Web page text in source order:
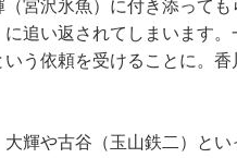
宮沢氷魚）に付き添っても
追い返されてしまいます
う依頼を受けることに。香
輝や古谷（玉山鉄二）と